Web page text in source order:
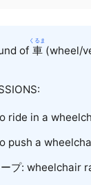
of 車
くるま
(wheel/
ride in a
push a
プ: wheelchair